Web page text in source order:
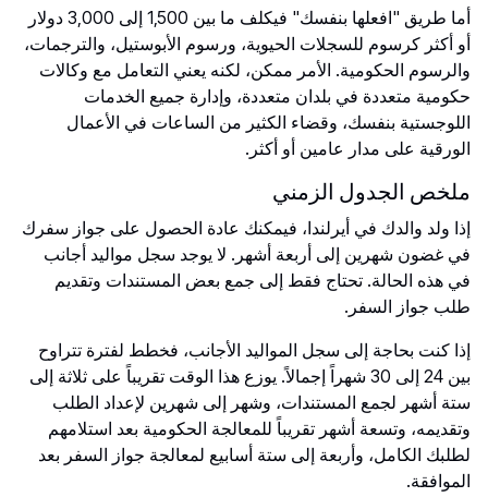
أما طريق "افعلها بنفسك" فيكلف ما بين 1,500 إلى 3,000 دولار
أو أكثر كرسوم للسجلات الحيوية، ورسوم الأبوستيل، والترجمات،
والرسوم الحكومية. الأمر ممكن، لكنه يعني التعامل مع وكالات
حكومية متعددة في بلدان متعددة، وإدارة جميع الخدمات
اللوجستية بنفسك، وقضاء الكثير من الساعات في الأعمال
الورقية على مدار عامين أو أكثر.
ملخص الجدول الزمني
إذا ولد والدك في أيرلندا، فيمكنك عادة الحصول على جواز سفرك
في غضون شهرين إلى أربعة أشهر. لا يوجد سجل مواليد أجانب
في هذه الحالة. تحتاج فقط إلى جمع بعض المستندات وتقديم
طلب جواز السفر.
إذا كنت بحاجة إلى سجل المواليد الأجانب، فخطط لفترة تتراوح
بين 24 إلى 30 شهراً إجمالاً. يوزع هذا الوقت تقريباً على ثلاثة إلى
ستة أشهر لجمع المستندات، وشهر إلى شهرين لإعداد الطلب
وتقديمه، وتسعة أشهر تقريباً للمعالجة الحكومية بعد استلامهم
لطلبك الكامل، وأربعة إلى ستة أسابيع لمعالجة جواز السفر بعد
الموافقة.